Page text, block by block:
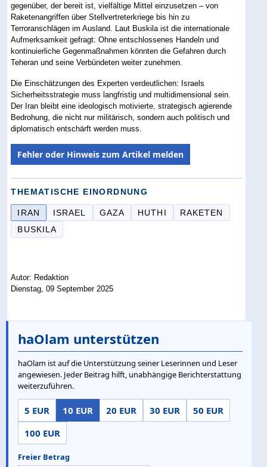
gegenüber, der bereit ist, vielfältige Mittel einzusetzen – von
Raketenangriffen über Stellvertreterkriege bis hin zu
Terroranschlägen im Ausland. Laut Buskila ist die internationale
Aufmerksamkeit gefragt: Ohne entschlossenes Handeln und
kontinuierliche Gegenmaßnahmen könnten die Gefahren durch
Teheran und seine Verbündeten weiter zunehmen.
Die Einschätzungen des Experten verdeutlichen: Israels
Sicherheitsstrategie muss langfristig und multidimensional sein.
Der Iran bleibt eine ideologisch motivierte, strategisch agierende
Bedrohung, die nicht nur militärisch, sondern auch politisch und
diplomatisch entschärft werden muss.
Fehler oder Hinweis zum Artikel melden
THEMATISCHE EINORDNUNG
IRAN ISRAEL GAZA HUTHI
RAKETEN
BUSKILA
Autor: Redaktion
Dienstag, 09 September 2025
haOlam unterstützen
haOlam ist auf die Unterstützung seiner Leserinnen und Leser
angewiesen. Jeder Beitrag hilft, unabhängige Berichterstattung
weiterzuführen.
5 EUR 10 EUR 20 EUR 30 EUR
50 EUR
100 EUR
Freier Betrag